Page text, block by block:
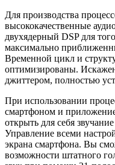
Для производства
высококачественные
двухядерный DSP для
максимально
Временной цикл и
оптимизированы.
джиттером, полностью
При использовании
смартфоном и
открыть для себя
Управление всеми
экрана смартфона. Вы
возможности штатного